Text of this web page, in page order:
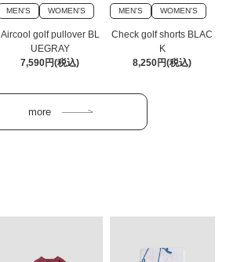
MEN'S WOMEN'S
Aircool golf pullover BL
UEGRAY
7,590円(税込)
MEN'S WOMEN'S
Check golf shorts BLAC
K
8,250円(税込)